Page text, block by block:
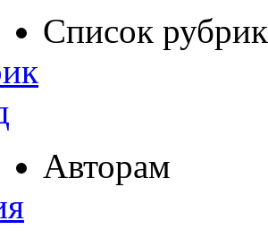
Список рубрик
Авторам